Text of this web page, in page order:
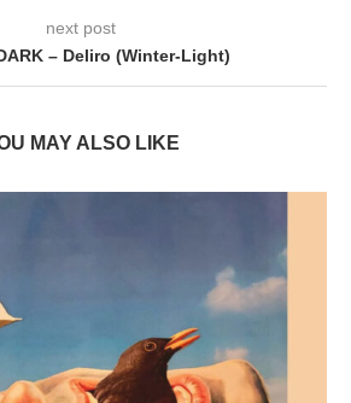
next post
– Deliro (Winter-Light)
MAY ALSO LIKE